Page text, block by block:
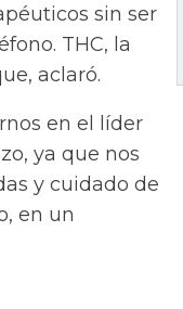
sin ser
THC, la
aclaró.
en el líder
ya que nos
y cuidado de
en un